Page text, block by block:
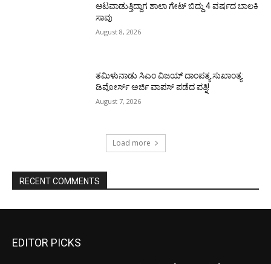
ಆಟವಾಡುತ್ತಿದ್ದಾಗ ಶಾಲಾ ಗೇಟ್‌ ಬಿದ್ದು 4 ವರ್ಷದ ಬಾಲಕಿ
ಸಾವು
August 8, 2026
ತಮಿಳುನಾಡು ಸಿಎಂ ವಿಜಯ್‌ ದಾಂಪತ್ಯ ಸುಖಾಂತ್ಯ:
ಡಿವೋರ್ಸ್‌ ಅರ್ಜಿ ವಾಪಸ್‌ ಪಡೆದ ಪತ್ನಿ!
August 7, 2026
Load more
RECENT COMMENTS
EDITOR PICKS